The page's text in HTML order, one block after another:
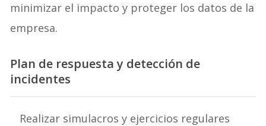
minimizar el impacto y proteger los datos de la
empresa.
Plan de respuesta y detección de
incidentes
Realizar simulacros y ejercicios regulares